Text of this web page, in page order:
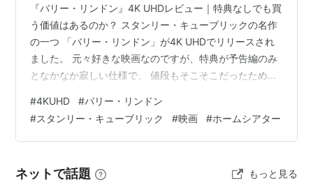
概要
18世紀半ば。無一文のアイルランド人青年バリーが、七
年戦争に参加から始まって立身出世。上流階級にまで上
り詰めるが、やがて没落してイギリスから追放されるま
でを描く、サッカレーのピカレスク・ロマン（悪漢小
説）の完全映画化。
時代考証から凝ったライティングの撮影まで、完全主義
れた映像が見ものだが、公開当時は観客の感情移入を意
『バリー・リンドン』4K UHDレビュー｜特典なしでも買
う価値はあるのか？ スタンリー・キューブリックの名作
の一つ 「バリー・リンドン」が4K UHDでリリースされ
ました。 元々好きな映画なのですが、特典が予告編のみ
となかなか寂しい仕様で、 値段もそこそこだったため、
典なしでも買う価値があるか！？正直レビューです。
youtu.be目次 画質 音質 総評 ■ 画質 ★★★★★ これの
ために特典なしでも買っても損はないと言っても過言で
ンにより、フィルム感を残しながらも 色合いがはっきり
#4KUHD #バリー・リンドン
#スタンリー・キューブリック #映画 #ホームシアター
ネットで話題 もっと見る